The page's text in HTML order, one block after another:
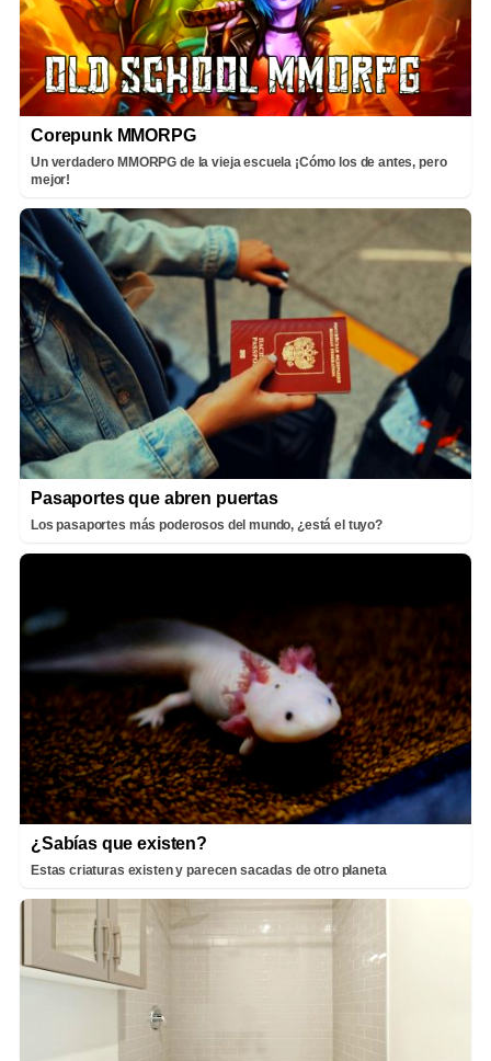
Corepunk MMORPG
Un verdadero MMORPG de la vieja escuela ¡Cómo los de antes, pero
mejor!
Pasaportes que abren puertas
Los pasaportes más poderosos del mundo, ¿está el tuyo?
¿Sabías que existen?
Estas criaturas existen y parecen sacadas de otro planeta